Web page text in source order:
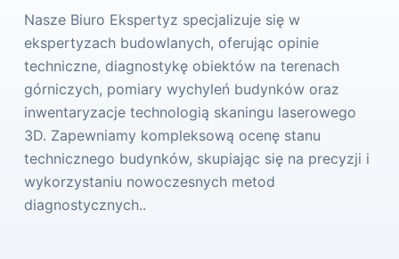
Nasze Biuro Ekspertyz specjalizuje się w
ekspertyzach budowlanych, oferując opinie
techniczne, diagnostykę obiektów na terenach
górniczych, pomiary wychyleń budynków oraz
inwentaryzacje technologią skaningu laserowego
3D. Zapewniamy kompleksową ocenę stanu
technicznego budynków, skupiając się na precyzji i
wykorzystaniu nowoczesnych metod
diagnostycznych..